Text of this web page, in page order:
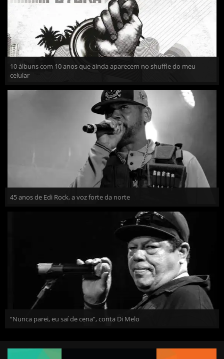
10 álbuns com 10 anos que ainda aparecem no shuffle do meu
celular
45 anos de Edi Rock, a voz forte da norte
“Nunca parei, eu saí de cena”, conta Di Melo